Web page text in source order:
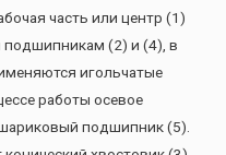
часть или центр (1)
(2) и (4), в
игольчатые
работы осевое
подшипник (5).